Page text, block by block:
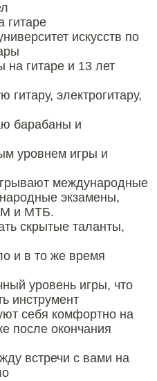
гитаре
искусств по
на гитаре и 13 лет
электрогитару,
барабаны и
уровнем игры и
международные
экзамены,
и МТБ.
скрытые таланты,
и в то же время
уровень игры, что
инструмент
себя комфортно на
после окончания
встречи с вами на